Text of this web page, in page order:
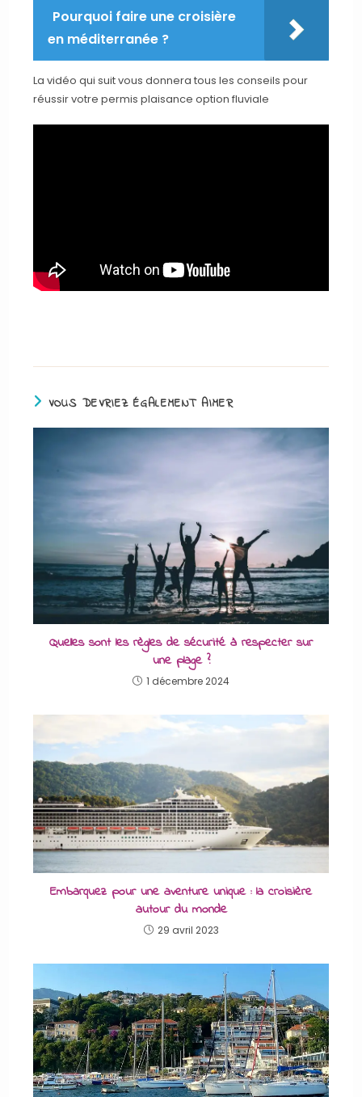
Pourquoi faire une croisière
en méditerranée ?
La vidéo qui suit vous donnera tous les conseils pour
réussir votre permis plaisance option fluviale
VOUS DEVRIEZ ÉGALEMENT AIMER
Quelles sont les règles de sécurité à respecter sur
une plage ?
1 décembre 2024
Embarquez pour une aventure unique : la croisière
autour du monde
29 avril 2023